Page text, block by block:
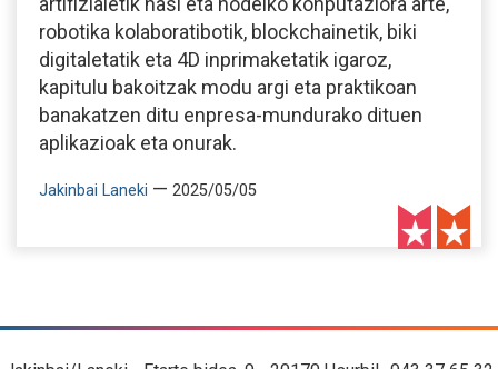
robotika kolaboratibotik, blockchainetik, biki
digitaletatik eta 4D inprimaketatik igaroz,
kapitulu bakoitzak modu argi eta praktikoan
banakatzen ditu enpresa-mundurako dituen
aplikazioak eta onurak.
Jakinbai Laneki — 2025/05/05